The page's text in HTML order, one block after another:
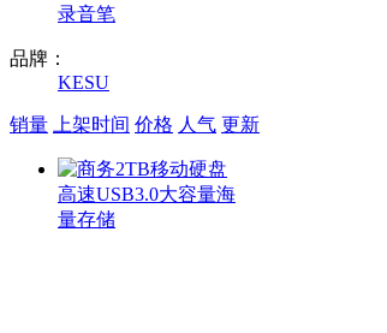
录音笔
品牌：
KESU
销量 上架时间 价格 人气 更新